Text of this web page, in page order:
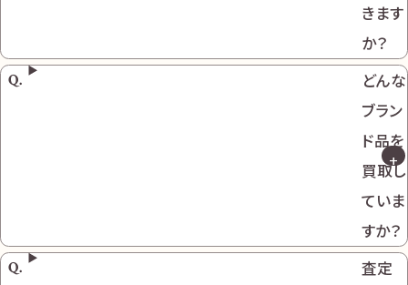
きます
か？
どんな
ブラン
ド品を
買取し
ていま
すか？
査定